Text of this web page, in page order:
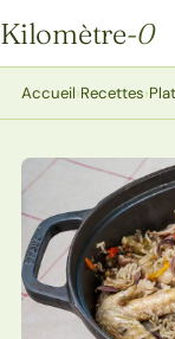
Kilomètre-0
Kilomètre-0
Accueil›Recettes›